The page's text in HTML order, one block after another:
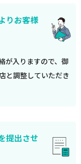
りお客様
が入りますので、御
と調整していただき
提出させ